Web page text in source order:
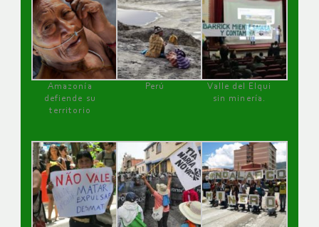
Amazonía
defiende su
territorio
Perú
Valle del Elqui
sin minería.